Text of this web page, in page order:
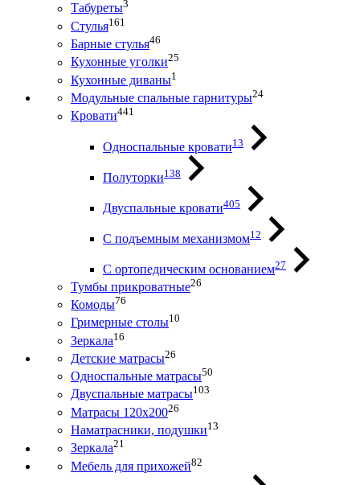
Табуреты3
Стулья161
Барные стулья46
Кухонные уголки25
Кухонные диваны1
Модульные спальные гарнитуры24
Кровати441
Односпальные кровати13
Полуторки138
Двуспальные кровати405
С подъемным механизмом12
С ортопедическим основанием27
Тумбы прикроватные26
Комоды76
Гримерные столы10
Зеркала16
Детские матрасы26
Односпальные матрасы50
Двуспальные матрасы103
Матрасы 120х20026
Наматрасники, подушки13
Зеркала21
Мебель для прихожей82